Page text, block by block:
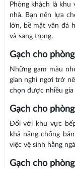
Phòng khách là
nhà. Bạn nên lựa
lớn, bề mặt vân đá
và sang trọng.
Gạch cho
Những gam màu
gian nghỉ ngơi trở
chọn được nhiều
Gạch cho
Đối với khu vực
khả năng chống
việc vệ sinh hằng
Gạch cho